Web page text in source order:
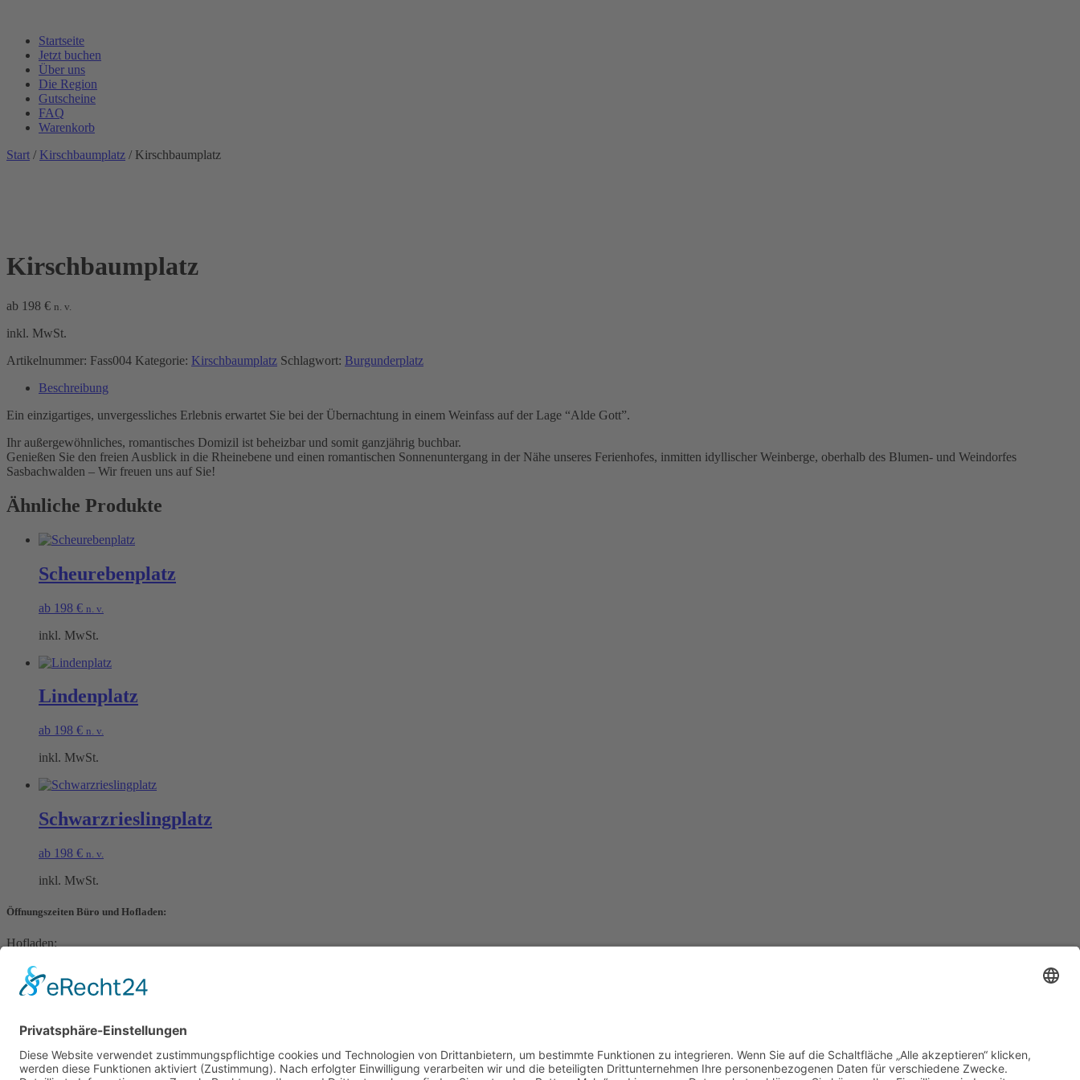
Startseite
Jetzt buchen
Über uns
Die Region
Gutscheine
FAQ
Warenkorb
Start / Kirschbaumplatz / Kirschbaumplatz
Kirschbaumplatz
ab 198 € n. v.
inkl. MwSt.
Artikelnummer: Fass004 Kategorie: Kirschbaumplatz Schlagwort: Burgunderplatz
Beschreibung
Ein einzigartiges, unvergessliches Erlebnis erwartet Sie bei der Übernachtung in einem Weinfass auf der Lage “Alde Gott”.
Ihr außergewöhnliches, romantisches Domizil ist beheizbar und somit ganzjährig buchbar.
Genießen Sie den freien Ausblick in die Rheinebene und einen romantischen Sonnenuntergang in der Nähe unseres Ferienhofes, inmitten idyllischer Weinberge, oberhalb des Blumen- und Weindorfes
Sasbachwalden – Wir freuen uns auf Sie!
Ähnliche Produkte
Scheurebenplatz
ab 198 € n. v.
inkl. MwSt.
Lindenplatz
ab 198 € n. v.
inkl. MwSt.
Schwarzrieslingplatz
ab 198 € n. v.
inkl. MwSt.
Öffnungszeiten Büro und Hofladen:
Hofladen:
Telefonisch erreichen Sie uns:
Montag bis Freitag von 09:00 – 11:30 Uhr
Warenkorb
Kasse
Datenschutzerklärung
Impressum